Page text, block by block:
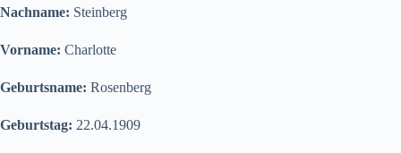
Nachname: Steinberg
Vorname: Charlotte
Geburtsname: Rosenberg
Geburtstag: 22.04.1909